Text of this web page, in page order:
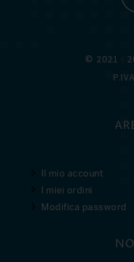
© 2021 ·
Il mio account
I miei ordini
Modifica password